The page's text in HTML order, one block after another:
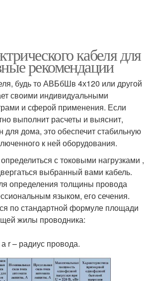
кабеля для
рекомендации
будь то АВБбШв 4х120 или другой
своими индивидуальными
и сферой применения. Если
выполнит расчеты и выяснит,
для дома, это обеспечит стабильную
к ней оборудования.
с токовыми нагрузками ,
выбранный вами кабель.
определения толщины провода
языком, его сечения.
по стандартной формуле площади
жилы проводника:
r – радиус провода.